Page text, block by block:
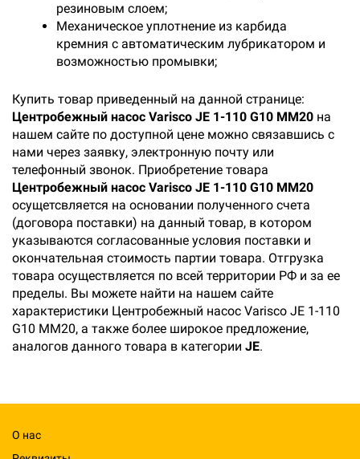
резиновым слоем;
Механическое уплотнение из карбида
кремния с автоматическим лубрикатором и
возможностью промывки;
Купить товар приведенный на данной странице:
Центробежный насос Varisco JE 1-110 G10 MM20 на
нашем сайте по доступной цене можно связавшись с
нами через заявку, электронную почту или
телефонный звонок. Приобретение товара
Центробежный насос Varisco JE 1-110 G10 MM20
осущетсвляется на основании полученного счета
(договора поставки) на данный товар, в котором
указываются согласованные условия поставки и
окончательная стоимость партии товара. Отгрузка
товара осуществляется по всей территории РФ и за ее
пределы. Вы можете найти на нашем сайте
характеристики Центробежный насос Varisco JE 1-110
G10 MM20, а также более широкое предложение,
аналогов данного товара в категории JE.
О нас